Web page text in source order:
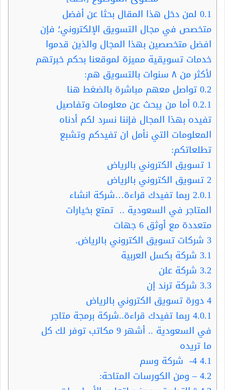
0.1 لمن دخل هذا المقال بحثا عن أفضل
متخصص في مجال التسويق الإلكتروني؛ فإن
افضل متخصصين بهذا المجال والذين قدموا
خدمات تسويقية مميزة لموقعنا بحكم خبرتهم
لأكثر من ٨ سنوات بالتسويق هم:
0.2تواصل معهم مباشرة بالضغط هنا
0.2.1أما من يبحث عن معلومات وتفاصيل
تفيده بهذا المجال فإننا نسرد لكم أدناه
المعلومات التي نأمل ان تفيدكم وتشبع
تطلعاتكم:
1 تسويق الكتروني بالرياض
2تسويق الكتروني بالرياض
2.0.1 ربما تفيدك قراءة…شركة انشاء
المتاجر في السعودية .. تمتع بخيارات
متعددة مع أوثق 6 جهات
3 شركات تسويق الكتروني بالرياض.
3.1 شركة بكسل العربية
3.2 شركة علن
3.3 شركة ترند إن
4دورة تسويق الكتروني بالرياض
4.0.1 ربما تفيدك قراءة..شركة برمجة متاجر
في السعودية .. أشهر 9 مكاتب توفر لك كل
ما تريده
4.1
4.2– ومن الكورسات المتاحة: